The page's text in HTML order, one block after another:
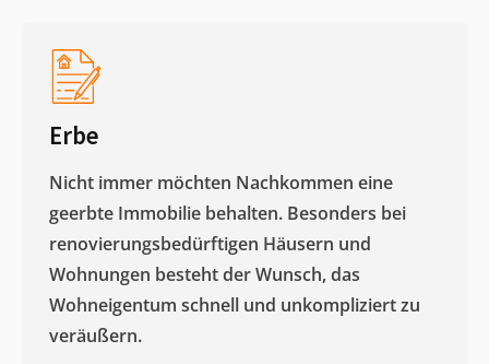
Erbe
Nicht immer möchten Nachkommen eine
geerbte Immobilie behalten. Besonders bei
renovierungsbedürftigen Häusern und
Wohnungen besteht der Wunsch, das
Wohneigentum schnell und unkompliziert zu
veräußern. ​